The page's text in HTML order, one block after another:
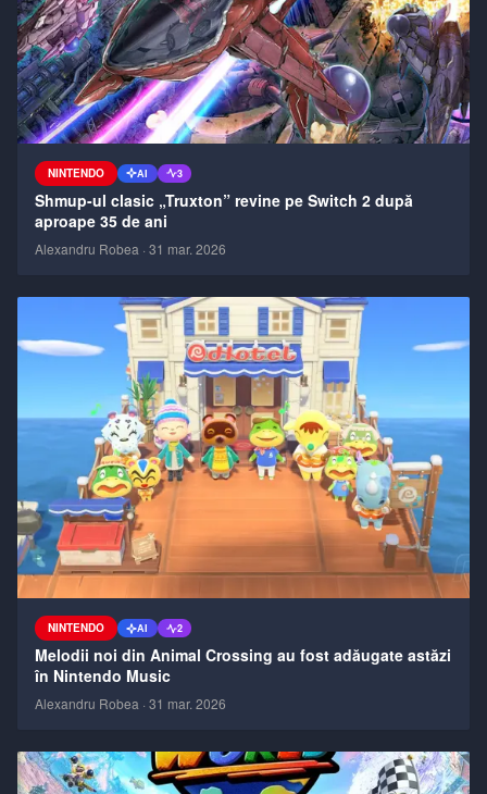
NINTENDO AI 3
Shmup-ul clasic „Truxton” revine pe Switch 2 după
aproape 35 de ani
Alexandru Robea · 31 mar. 2026
NINTENDO AI 2
Melodii noi din Animal Crossing au fost adăugate astăzi
în Nintendo Music
Alexandru Robea · 31 mar. 2026